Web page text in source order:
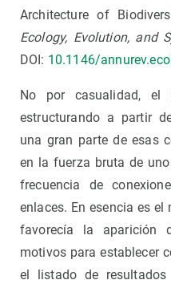
Architecture of
Ecology, Evolution, and
DOI: 10.1146/
No por casualidad,
estructurando a partir
una gran parte de esas
en la fuerza bruta de
frecuencia de
enlaces. En esencia es
favorecía la aparición
motivos para establecer
el listado de